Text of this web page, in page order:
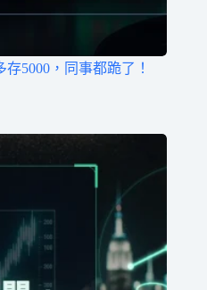
5000，同事都跪了！